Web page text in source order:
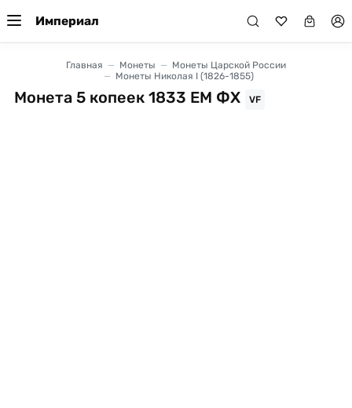
Империал
Главная Монеты
Монеты Царской России
Монеты Николая I (1826-1855)
Монета 5 копеек 1833 ЕМ ФХ VF